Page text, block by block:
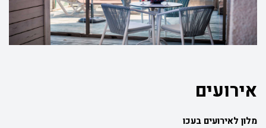
אירועים
מלון לאירועים בעכו